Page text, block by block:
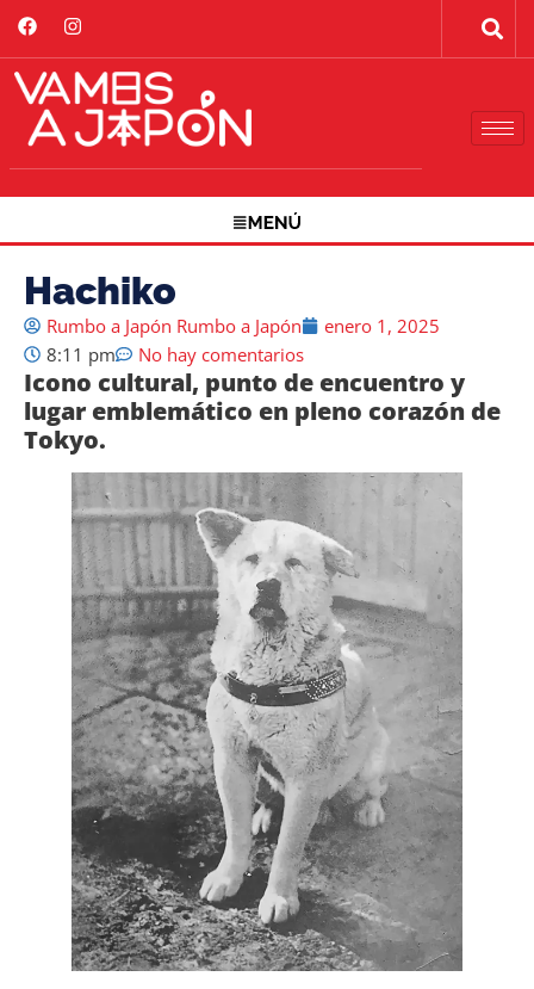
Hachiko
Rumbo a Japón Rumbo a Japón
enero 1, 2025
8:11 pm
No hay comentarios
Icono cultural, punto de encuentro y
lugar emblemático en pleno corazón de
Tokyo.